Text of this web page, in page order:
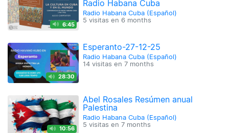
6:45
Radio Habana Cuba
Radio Habana Cuba (Español)
5 visitas en 6 months
28:30
Esperanto-27-12-25
Radio Habana Cuba (Español)
14 visitas en7 months
10:56
Abel Rosales Resúmen anual
Palestina
Radio Habana Cuba (Español)
5 visitas en7 months